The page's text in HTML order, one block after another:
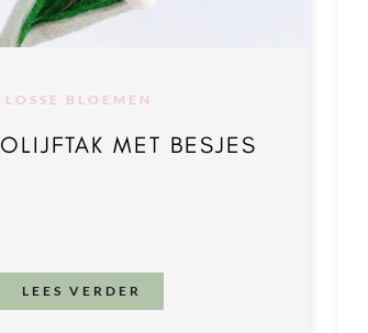
LOSSE BLOEMEN
OLIJFTAK MET BESJES
LEES VERDER